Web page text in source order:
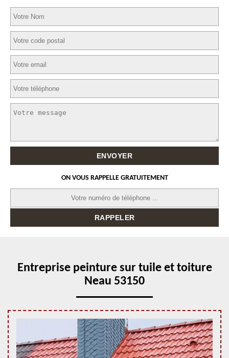
ON VOUS RAPPELLE GRATUITEMENT
Entreprise peinture sur tuile et toiture
Neau 53150